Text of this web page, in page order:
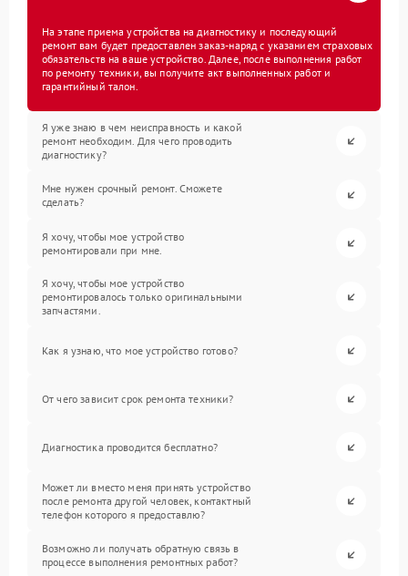
На этапе приема устройства на диагностику и последующий
ремонт вам будет предоставлен заказ-наряд с указанием страховых
обязательств на ваше устройство. Далее, после выполнения работ
по ремонту техники, вы получите акт выполненных работ и
гарантийный талон.
Я уже знаю в чем неисправность и какой
ремонт необходим. Для чего проводить
диагностику?
Мне нужен срочный ремонт. Сможете
сделать?
Я хочу, чтобы мое устройство
ремонтировали при мне.
Я хочу, чтобы мое устройство
ремонтировалось только оригинальными
запчастями.
Как я узнаю, что мое устройство готово?
От чего зависит срок ремонта техники?
Диагностика проводится бесплатно?
Может ли вместо меня принять устройство
после ремонта другой человек, контактный
телефон которого я предоставлю?
Возможно ли получать обратную связь в
процессе выполнения ремонтных работ?